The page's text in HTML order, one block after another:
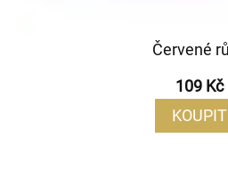
Červené
109 Kč
KOUPIT